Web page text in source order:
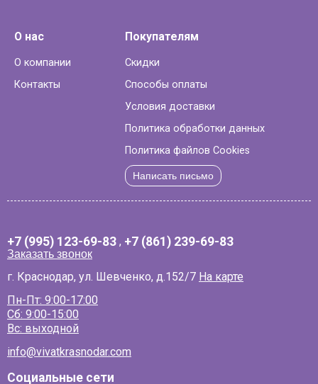
О нас
О компании
Контакты
Покупателям
Скидки
Способы оплаты
Условия доставки
Политика обработки данных
Политика файлов Cookies
Написать письмо
+7 (995) 123-69-83 , +7 (861) 239-69-83
Заказать звонок
г. Краснодар, ул. Шевченко, д.152/7 На карте
Пн-Пт: 9:00-17:00
Сб: 9:00-15:00
Вс: выходной
info@vivatkrasnodar.com
Социальные сети